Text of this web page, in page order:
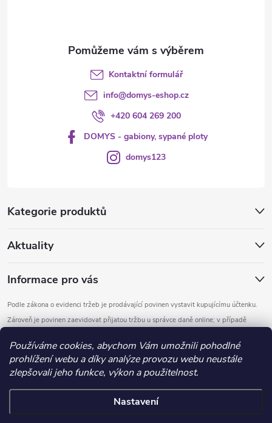
Používáme cookies, abychom Vám umožnili pohodlné
prohlížení webu a díky analýze provozu webu neustále
zlepšovali jeho funkce, výkon a použitelnost.
Nastavení
Kategorie produktů
Aktuality
Informace pro vás
Podle zákona o evidenci tržeb je prodávající povinen vystavit kupujícímu účtenku.
Zároveň je povinen zaevidovat přijatou tržbu u správce daně online; v případě
Kontaktní formulář
info@domys-eshop.cz
+420 604 269 200
DOMYS - gabiony, sypané ploty
domys123
Vytvořil Shoptet
Copyright 2026DOMYS. Všechna práva vyhrazena.